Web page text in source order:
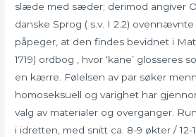
slæde med sæder; derimod angiver
danske Sprog ( s.v. I 2.2)
påpeger, at den findes bevidnet i
1719) ordbog , hvor ‘kane’ glosseres
en kærre. Følelsen av par søker
homoseksuell og varighet har
valg av materialer og overganger.
i idretten, med snitt ca. 8-9 økter / 12-